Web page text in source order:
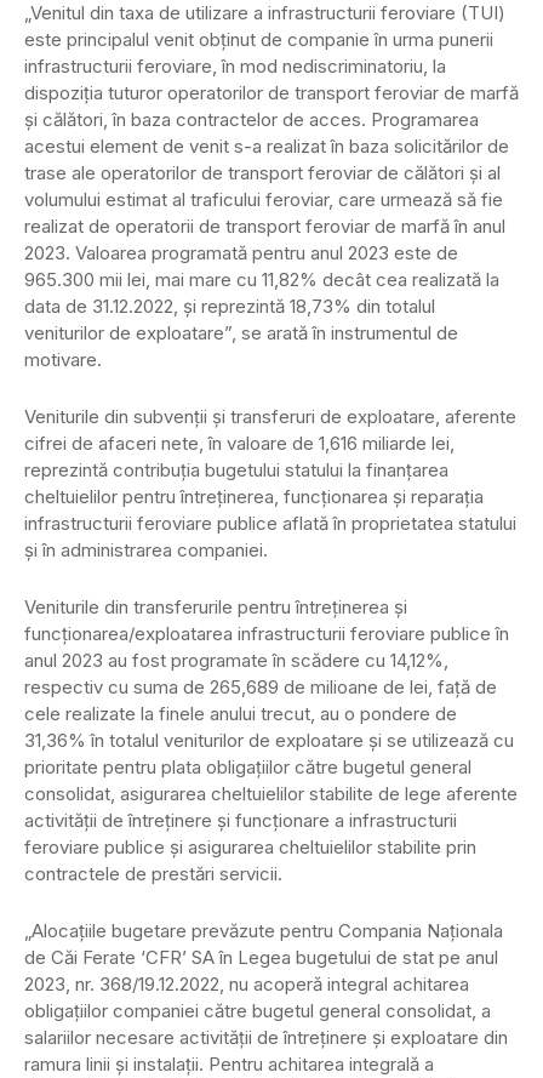
„Venitul din taxa de utilizare a infrastructurii feroviare (TUI)
este principalul venit obţinut de companie în urma punerii
infrastructurii feroviare, în mod nediscriminatoriu, la
dispoziţia tuturor operatorilor de transport feroviar de marfă
şi călători, în baza contractelor de acces. Programarea
acestui element de venit s-a realizat în baza solicitărilor de
trase ale operatorilor de transport feroviar de călători şi al
volumului estimat al traficului feroviar, care urmează să fie
realizat de operatorii de transport feroviar de marfă în anul
2023. Valoarea programată pentru anul 2023 este de
965.300 mii lei, mai mare cu 11,82% decât cea realizată la
data de 31.12.2022, şi reprezintă 18,73% din totalul
veniturilor de exploatare”, se arată în instrumentul de
motivare.
Veniturile din subvenţii şi transferuri de exploatare, aferente
cifrei de afaceri nete, în valoare de 1,616 miliarde lei,
reprezintă contribuţia bugetului statului la finanţarea
cheltuielilor pentru întreţinerea, funcţionarea şi reparaţia
infrastructurii feroviare publice aflată în proprietatea statului
şi în administrarea companiei.
Veniturile din transferurile pentru întreţinerea şi
funcţionarea/exploatarea infrastructurii feroviare publice în
anul 2023 au fost programate în scădere cu 14,12%,
respectiv cu suma de 265,689 de milioane de lei, faţă de
cele realizate la finele anului trecut, au o pondere de
31,36% în totalul veniturilor de exploatare şi se utilizează cu
prioritate pentru plata obligaţiilor către bugetul general
consolidat, asigurarea cheltuielilor stabilite de lege aferente
activităţii de întreţinere şi funcţionare a infrastructurii
feroviare publice şi asigurarea cheltuielilor stabilite prin
contractele de prestări servicii.
„Alocaţiile bugetare prevăzute pentru Compania Naţionala
de Căi Ferate ‘CFR’ SA în Legea bugetului de stat pe anul
2023, nr. 368/19.12.2022, nu acoperă integral achitarea
obligaţiilor companiei către bugetul general consolidat, a
salariilor necesare activităţii de întreţinere şi exploatare din
ramura linii şi instalaţii. Pentru achitarea integrală a